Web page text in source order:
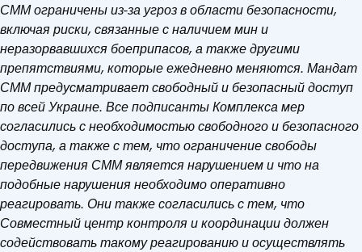
СММ ограничены из-за угроз в области безопасности,
включая риски, связанные с наличием мин и
неразорвавшихся боеприпасов, а также другими
препятствиями, которые ежедневно меняются. Мандат
СММ предусматривает свободный и безопасный доступ
по всей Украине. Все подписанты Комплекса мер
согласились с необходимостью свободного и безопасного
доступа, а также с тем, что ограничение свободы
передвижения СММ является нарушением и что на
подобные нарушения необходимо оперативно
реагировать. Они также согласились с тем, что
Совместный центр контроля и координации должен
содействовать такому реагированию и осуществлять